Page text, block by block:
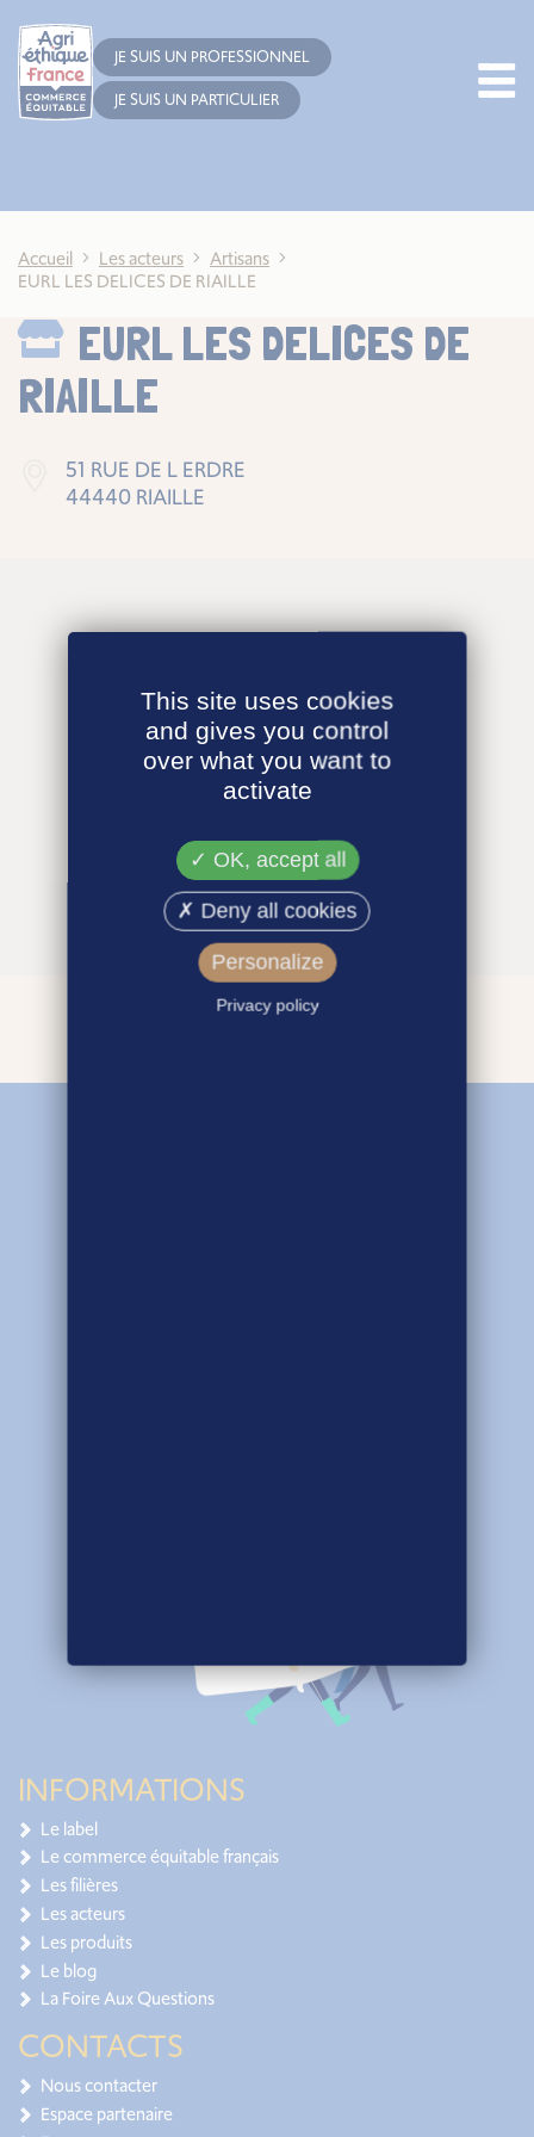
JE SUIS UN PROFESSIONNEL
JE SUIS UN PARTICULIER
Accueil Les acteurs
Artisans
EURL LES DELICES DE RIAILLE
EURL LES DELICES DE
RIAILLE
51 RUE DE L ERDRE
44440 RIAILLE
INFORMATIONS
Le label
Le commerce équitable français
Les filières
Les acteurs
Les produits
Le blog
La Foire Aux Questions
CONTACTS
Nous contacter
Espace partenaire
This site uses cookies
and gives you control
over what you want to
activate
OK, accept all
Deny all cookies
Personalize
Privacy policy